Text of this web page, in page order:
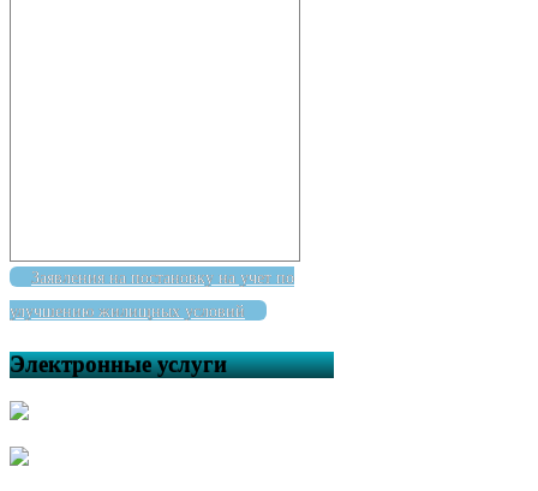
Заявления на постановку на учет по
улучшению жилищных условий
Электронные услуги